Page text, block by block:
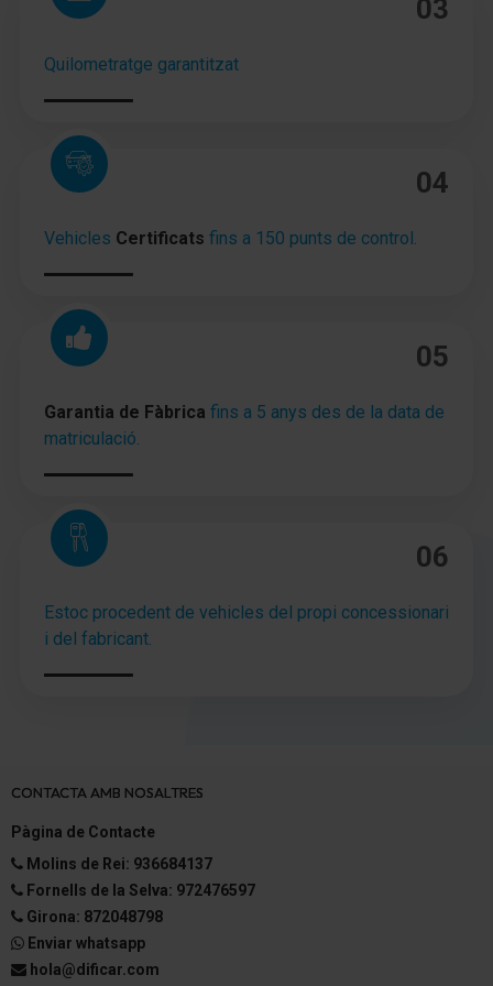
Airbag lateral delante
Sistema de airbag acompañante Desconectable
Reposabrazos central detrás
tapicería asientos: Tela
Soporte lumbar Asiento delante izquierda
Asiento trasero plegable
Elevalunas eléctric. delante y detrás con Cambio-
Cierre centralizado
Botón-start-stop
Agarraderos de la puerta ext. color carrocería
Guantera iluminación
Retrovisor interior con sistema
antideslumbramiento autom.
Inmovilizador (electrónica)
03
Quilometratge garantitzat
04
Vehicles Certificats fins a 150 punts de control.
05
Garantia de Fàbrica fins a 5 anys des de la data de
matriculació.
06
Estoc procedent de vehicles del propi concessionari
i del fabricant.
CONTACTA AMB NOSALTRES
Pàgina de Contacte
Molins de Rei: 936684137
Fornells de la Selva: 972476597
Girona: 872048798
Enviar whatsapp
hola@dificar.com